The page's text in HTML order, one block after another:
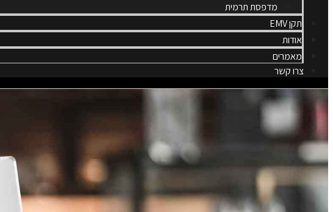
מדפסת תרמית
תקן EMV
אודות
מאמרים
צרו קשר